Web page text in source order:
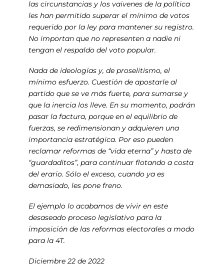
las circunstancias y los vaivenes de la política
les han permitido superar el mínimo de votos
requerido por la ley para mantener su registro.
No importan que no representen a nadie ni
tengan el respaldo del voto popular.
Nada de ideologías y, de proselitismo, el
mínimo esfuerzo. Cuestión de apostarle al
partido que se ve más fuerte, para sumarse y
que la inercia los lleve. En su momento, podrán
pasar la factura, porque en el equilibrio de
fuerzas, se redimensionan y adquieren una
importancia estratégica. Por eso pueden
reclamar reformas de “vida eterna” y hasta de
“guardaditos”, para continuar flotando a costa
del erario. Sólo el exceso, cuando ya es
demasiado, les pone freno.
El ejemplo lo acabamos de vivir en este
desaseado proceso legislativo para la
imposición de las reformas electorales a modo
para la 4T.
Diciembre 22 de 2022